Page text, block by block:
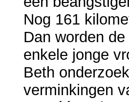
Nog 161
Dan worden
enkele jonge
Beth
verminkingen